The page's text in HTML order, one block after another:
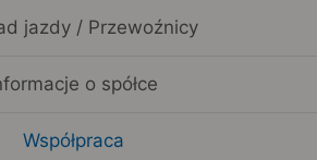
jazdy / Przewoźnicy
o spółce
Współpraca